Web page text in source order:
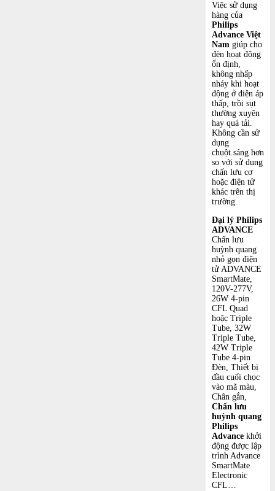
Việc sử dụng
hàng của
Philips
Advance Việt
Nam giúp cho
đèn hoạt động
ổn định,
không nhấp
nháy khi hoạt
động ở điện áp
thấp, trồi sụt
thường xuyên
hay quá tải.
Không cần sử
dụng
chuột.sáng hơn
so với sử dụng
chấn lưu cơ
hoặc điện tử
khác trên thị
trường.
Đại lý Philips
ADVANCE
Chấn lưu
huỳnh quang
nhỏ gọn điện
tử ADVANCE
SmartMate,
120V-277V,
26W 4-pin
CFL Quad
hoặc Triple
Tube, 32W
Triple Tube,
42W Triple
Tube 4-pin
Đèn, Thiết bị
đầu cuối chọc
vào mã màu,
Chân gắn,
Chấn lưu
huỳnh quang
Philips
Advance khởi
động được lập
trình Advance
SmartMate
Electronic
CFL…